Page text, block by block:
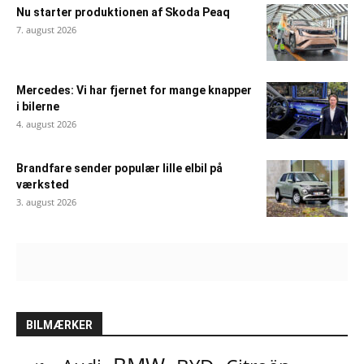
Nu starter produktionen af Skoda Peaq
7. august 2026
Mercedes: Vi har fjernet for mange knapper
i bilerne
4. august 2026
Brandfare sender populær lille elbil på
værksted
3. august 2026
BILMÆRKER